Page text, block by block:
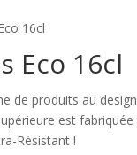
16cl
Eco 16cl
de produits au
est
Résistant !